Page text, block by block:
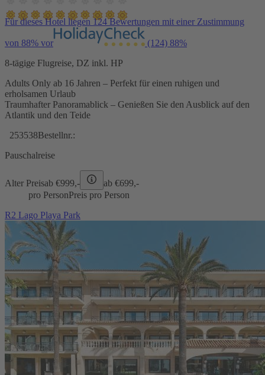
Für dieses Hotel liegen 124 Bewertungen mit einer Zustimmung
von 88% vor (124) 88%
8-tägige Flugreise, DZ inkl. HP
Adults Only ab 16 Jahren – Perfekt für einen ruhigen und
erholsamen Urlaub
Traumhafter Panoramablick – Genießen Sie den Ausblick auf den
Atlantik und den Teide
253538Bestellnr.:
Pauschalreise
Alter Preisab €999,- ab €699,-
pro PersonPreis pro Person
R2 Lago Playa Park